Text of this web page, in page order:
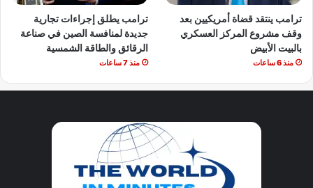
ترامب ينتقد قضاة أمريكيين بعد
وقف مشروع المركز العسكري
بالبيت الأبيض
منذ 6 ساعات
ترامب يطلق إجراءات تجارية
جديدة لمنافسة الصين في صناعة
الرقائق والطاقة الشمسية
منذ 7 ساعات